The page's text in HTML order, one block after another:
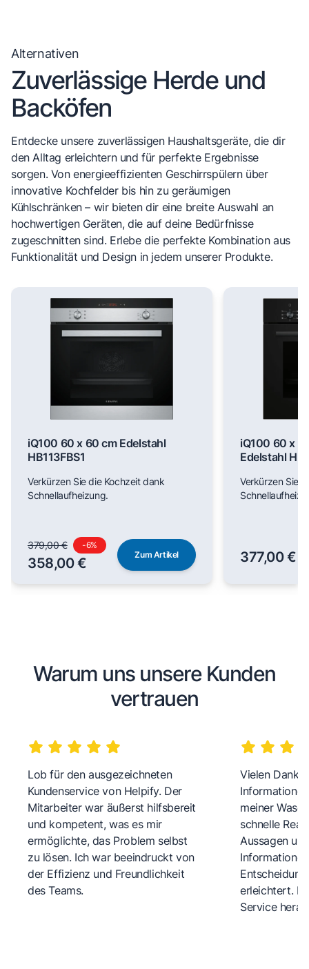
Alternativen
Zuverlässige Herde und
Backöfen
Entdecke unsere zuverlässigen Haushaltsgeräte, die dir
den Alltag erleichtern und für perfekte Ergebnisse
sorgen. Von energieeffizienten Geschirrspülern über
innovative Kochfelder bis hin zu geräumigen
Kühlschränken – wir bieten dir eine breite Auswahl an
hochwertigen Geräten, die auf deine Bedürfnisse
zugeschnitten sind. Erlebe die perfekte Kombination aus
Funktionalität und Design in jedem unserer Produkte.
iQ100 60 x 60 cm Edelstahl
HB113FBS1
Verkürzen Sie die Kochzeit dank
Schnellaufheizung.
379,00 € -6%
358,00 €
Zum Artikel
iQ100 60 x
Edelstahl
Verkürzen Sie
377,00 €
Warum uns unsere Kunden
vertrauen
Lob für den ausgezeichneten
Kundenservice von Helpify. Der
Mitarbeiter war äußerst hilfsbereit
und kompetent, was es mir
ermöglichte, das Problem selbst
zu lösen. Ich war beeindruckt von
der Effizienz und Freundlichkeit
des Teams.
Vielen Dank
meiner
schnelle
Aussagen
erleichtert.
Service